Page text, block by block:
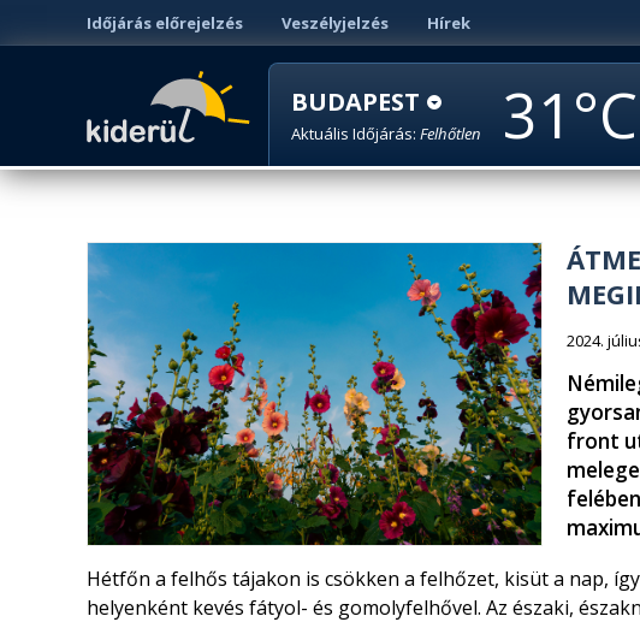
Időjárás előrejelzés Veszélyjelzés Hírek
BUDAPEST
Aktuális Időjárás: Felhőtlen 31
2024.
front
Hétfőn a felhős tájakon is csökken a felhőzet, kisüt a nap,
helyenként kevés fátyol- és gomolyfelhővel. Az északi,